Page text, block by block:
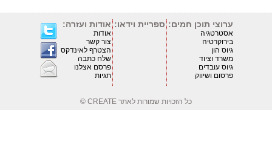
ערוצי תוכן חמים:
אסטרטגיה
בירוקרטיה
גיוס הון
משרד וציוד
גיוס עובדים
פרסום ושיווק
ספריית וידאו: אודות ועזרה:
אודות
צור קשר
הצטרף לאינדקס
שלח כתבה
פרסם אצלנו
תגיות
כל הזכויות שמורות לאתר CREATE ©